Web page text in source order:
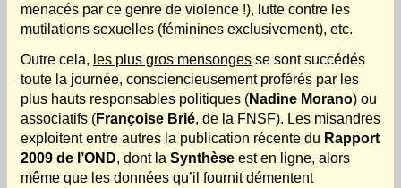
menacés par ce genre de violence !), lutte contre les
mutilations sexuelles (féminines exclusivement), etc.
Outre cela, les plus gros mensonges se sont succédés
toute la journée, consciencieusement proférés par les
plus hauts responsables politiques (Nadine Morano) ou
associatifs (Françoise Brié, de la FNSF). Les misandres
exploitent entre autres la publication récente du Rapport
2009 de l’OND, dont la Synthèse est en ligne, alors
même que les données qu’il fournit démentent